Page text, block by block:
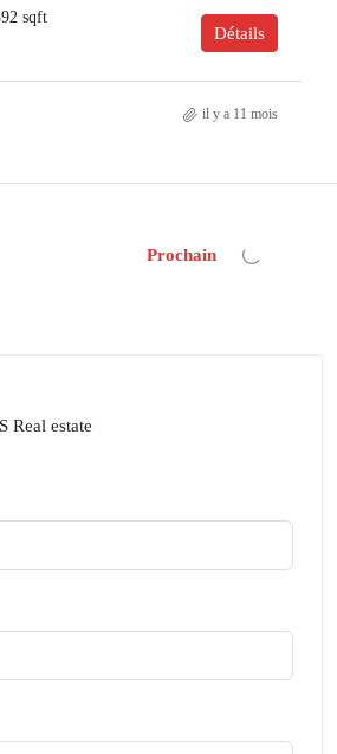
sqft
Détails
il y a 11 mois
Prochain
Real estate